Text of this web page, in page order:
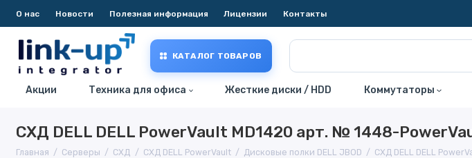
О нас Новости Полезная информация Лицензии Контакты
КАТАЛОГ ТОВАРОВ
Акции Техника для офиса Жесткие диски / HDD Коммутаторы
СХД DELL DELL PowerVault MD1420 арт. № 1448-
Главная Серверы СХД СХД DELL PowerVault Дисковые полки DELL JBOD СХД DELL DELL